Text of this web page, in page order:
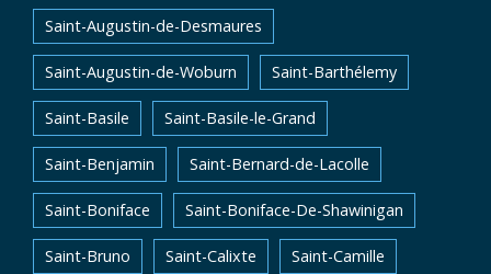
Saint-Augustin-de-Desmaures
Saint-Augustin-de-Woburn Saint-Barthélemy
Saint-Basile Saint-Basile-le-Grand
Saint-Benjamin Saint-Bernard-de-Lacolle
Saint-Boniface Saint-Boniface-De-Shawinigan
Saint-Bruno Saint-Calixte Saint-Camille